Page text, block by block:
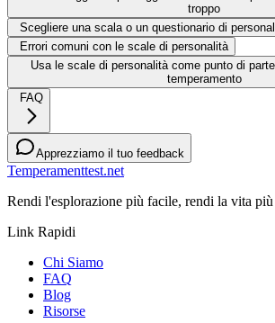
troppo
Scegliere una scala o un questionario di
Errori comuni con le scale di personalità
Usa le scale di personalità come punto di
temperamento
FAQ
Apprezziamo il tuo feedback
Temperamenttest.net
Rendi l'esplorazione più facile, rendi la vita più
Link Rapidi
Chi Siamo
FAQ
Blog
Risorse